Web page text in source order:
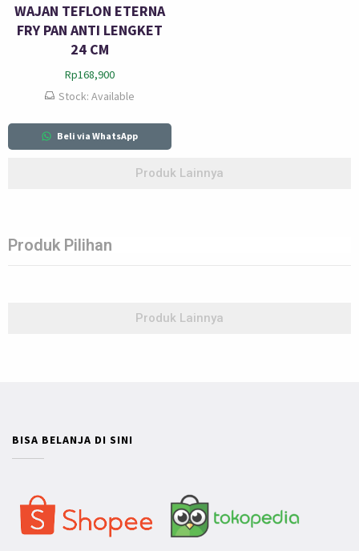
WAJAN TEFLON ETERNA
FRY PAN ANTI LENGKET
24 CM
Rp168,900
Stock: Available
Beli via WhatsApp
Produk Lainnya
Produk Pilihan
Produk Lainnya
BISA BELANJA DI SINI